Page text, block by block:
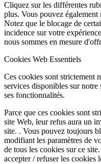
Cliquez sur les différentes
plus. Vous pouvez
Notez que le blocage de
incidence sur votre
nous sommes en mesure
Cookies Web Essentiels
Ces cookies sont strictement
services disponibles sur
ses fonctionnalités.
Parce que ces cookies sont
site Web, leur refus aura un
site. . Vous pouvez toujours
modifiant les paramètres de
de tous les cookies sur ce
accepter / refuser les cookies